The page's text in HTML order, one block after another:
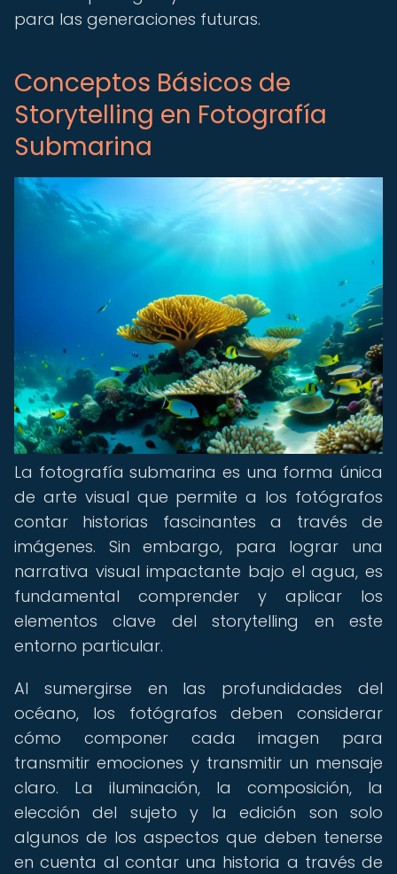
para las generaciones futuras.
Conceptos Básicos de
Storytelling en Fotografía
Submarina
La fotografía submarina es una forma única
de arte visual que permite a los fotógrafos
contar historias fascinantes a través de
imágenes. Sin embargo, para lograr una
narrativa visual impactante bajo el agua, es
fundamental comprender y aplicar los
elementos clave del storytelling en este
entorno particular.
Al sumergirse en las profundidades del
océano, los fotógrafos deben considerar
cómo componer cada imagen para
transmitir emociones y transmitir un mensaje
claro. La iluminación, la composición, la
elección del sujeto y la edición son solo
algunos de los aspectos que deben tenerse
en cuenta al contar una historia a través de